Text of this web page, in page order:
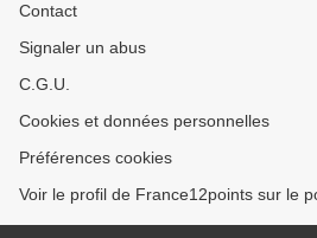
Contact
Signaler un abus
C.G.U.
Cookies et données personnelles
Préférences cookies
Voir le profil de France12points sur le